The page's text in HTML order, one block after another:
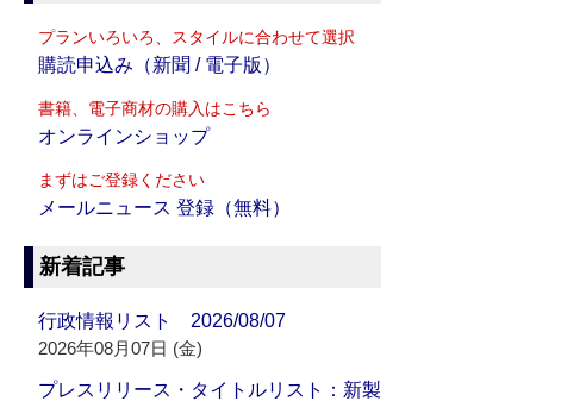
プランいろいろ、スタイルに合わせて選択
購読申込み（新聞 / 電子版）
書籍、電子商材の購入はこちら
オンラインショップ
まずはご登録ください
メールニュース 登録（無料）
新着記事
行政情報リスト 2026/08/07
2026年08月07日 (金)
プレスリリース・タイトルリスト：新製